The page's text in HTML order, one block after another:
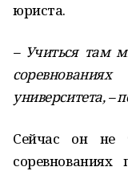
юриста.
– Учиться там
университета, –
Сейчас он не